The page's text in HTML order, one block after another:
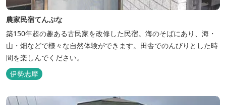
農家民宿てんぷな
築150年超の趣ある古民家を改修した民宿。海のそばにあり、海・
山・畑などで様々な自然体験ができます。田舎でのんびりとした時
間を楽しんでください。
伊勢志摩